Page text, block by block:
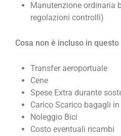
Manutenzione ordinaria
regolazioni controlli)
Cosa non è incluso in questo
Transfer aeroportuale
Cene
Spese Extra durante
Carico Scarico bagagli
Noleggio Bici
Costo eventuali ricambi